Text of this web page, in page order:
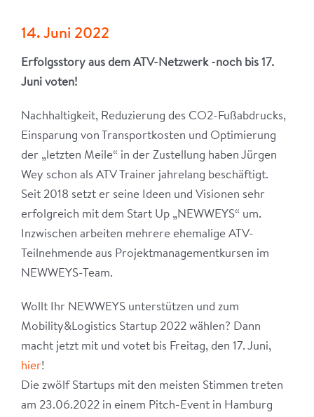
14. Juni 2022
Erfolgsstory aus dem ATV-Netzwerk -noch bis 17.
Juni voten!
Nachhaltigkeit, Reduzierung des CO2-Fußabdrucks,
Einsparung von Transportkosten und Optimierung
der „letzten Meile“ in der Zustellung haben Jürgen
Wey schon als ATV Trainer jahrelang beschäftigt.
Seit 2018 setzt er seine Ideen und Visionen sehr
erfolgreich mit dem Start Up „NEWWEYS“ um.
Inzwischen arbeiten mehrere ehemalige ATV-
Teilnehmende aus Projektmanagementkursen im
NEWWEYS-Team.
Wollt Ihr NEWWEYS unterstützen und zum
Mobility&Logistics Startup 2022 wählen? Dann
macht jetzt mit und votet bis Freitag, den 17. Juni,
hier!
Die zwölf Startups mit den meisten Stimmen treten
am 23.06.2022 in einem Pitch-Event in Hamburg